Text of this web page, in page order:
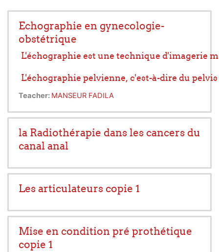
Echographie en gynecologie-
obstétrique
L'échographie est une technique d'imagerie
L'échographie pelvienne, c'est-à-dire du
L'échographie obstétricale permet d'étudier
Teacher: MANSEUR FADILA
la Radiothérapie dans les cancers du
canal anal
Les articulateurs copie 1
Mise en condition pré prothétique
copie 1